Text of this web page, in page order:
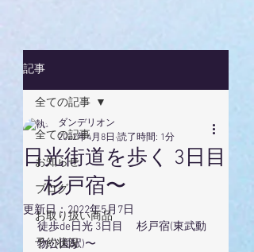
記事
全ての記事
お知らせ
ブログ
お取り扱い商品
予約状況
全ての記事
日光街道を歩く 3日目
杉戸宿〜
ダンデリオン
2022年4月8日 読了時間: 1分
更新日：2022年5月7日
徒歩de日光 3日目 　杉戸宿(東武動
物公園駅)〜